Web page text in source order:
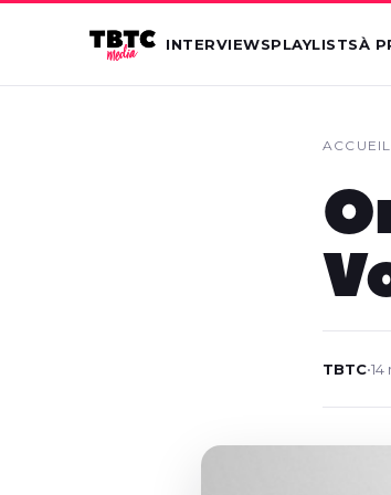
INTERVIEWSPLAYLISTSÀ
ACCUEIL
TBTC•14